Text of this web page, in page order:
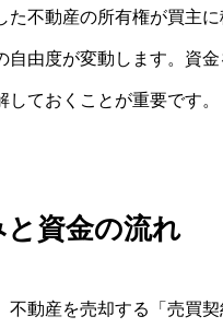
た不動産の所有権が買主
自由度が変動します。資
ておくことが重要です。
資金の流れ
不動産を売却する「売買